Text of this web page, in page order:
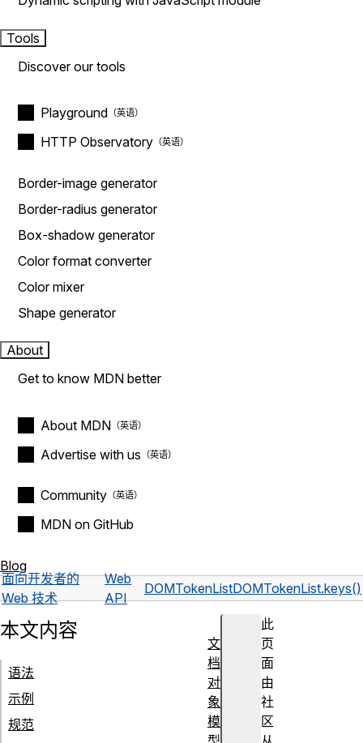
Tools
Discover our tools
Playground
HTTP Observatory
Border-image generator
Border-radius generator
Box-shadow generator
Color format converter
Color mixer
Shape generator
About
Get to know MDN better
About MDN
Advertise with us
Community
MDN on GitHub
Blog
面向开发者的
Web 技术
Web
API
DOMTokenListDOMTokenList.keys()
此
页
面
由
社
区
本文内容
语法
示例
规范
文
档
对
象
模